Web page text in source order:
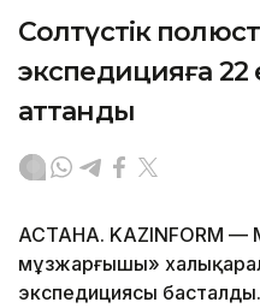
Солтүстік
экспедицияға
аттанды
АСТАНА. KAZINFORM —
мұзжарғышы»
экспедициясы